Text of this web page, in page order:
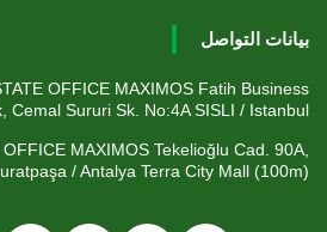
بيانات التواصل
OFFICE MAXIMOS Fatih Business
Cemal Sururi Sk. No:4A SISLI / Istanbul
OFFICE MAXIMOS Tekelioğlu Cad. 90A,
/ Antalya Terra City Mall (100m)